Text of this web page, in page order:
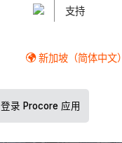
支持
新加坡（简体中文）
登录 Procore 应用